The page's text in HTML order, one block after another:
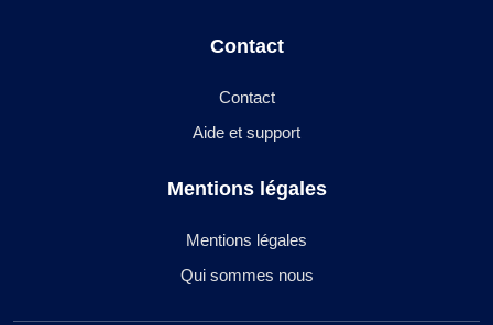
Contact
Contact
Aide et support
Mentions légales
Mentions légales
Qui sommes nous